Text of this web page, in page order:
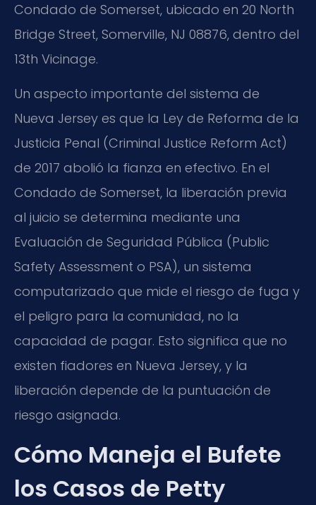
Condado de Somerset, ubicado en 20 North
Bridge Street, Somerville, NJ 08876, dentro del
13th Vicinage.
Un aspecto importante del sistema de
Nueva Jersey es que la Ley de Reforma de la
Justicia Penal (Criminal Justice Reform Act)
de 2017 abolió la fianza en efectivo. En el
Condado de Somerset, la liberación previa
al juicio se determina mediante una
Evaluación de Seguridad Pública (Public
Safety Assessment o PSA), un sistema
computarizado que mide el riesgo de fuga y
el peligro para la comunidad, no la
capacidad de pagar. Esto significa que no
existen fiadores en Nueva Jersey, y la
liberación depende de la puntuación de
riesgo asignada.
Cómo Maneja el Bufete
los Casos de Petty